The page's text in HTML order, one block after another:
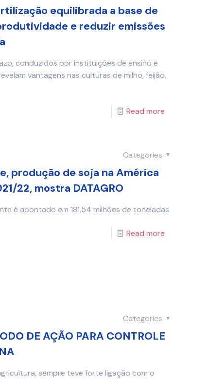
equilibrada a base de
e reduzir emissões
conduzidos por instituições de ensino e
vantagens nas culturas de milho, feijão,
Read more
Categories
produção de soja na América
22, mostra DATAGRO
é apontado em 181,54 milhões de toneladas
Read more
Categories
DE AÇÃO PARA CONTROLE
sempre teve forte ligação com o